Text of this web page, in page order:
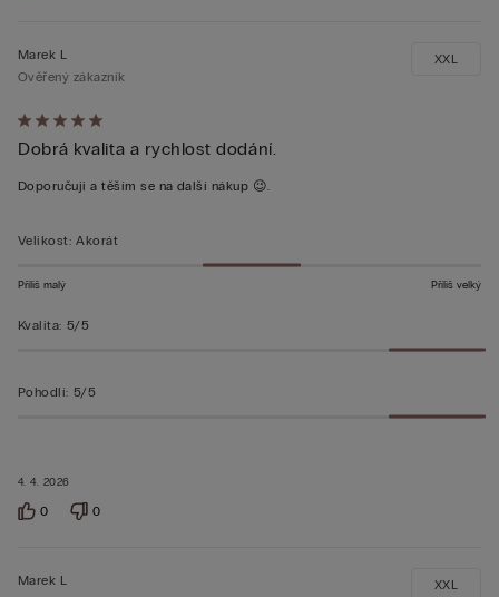
Hodnocení:
5
z 5
4. 4. 2026
Marek L
Ověřený zákazník
Dobrá kvalita a rychlost dodání.
Doporučuji a těším se na další nákup 😉.
XXL
Velikost: Akorát
Příliš malý Příliš velký
Kvalita: 5/5
Pohodlí: 5/5
0 0
Marek L
XXL